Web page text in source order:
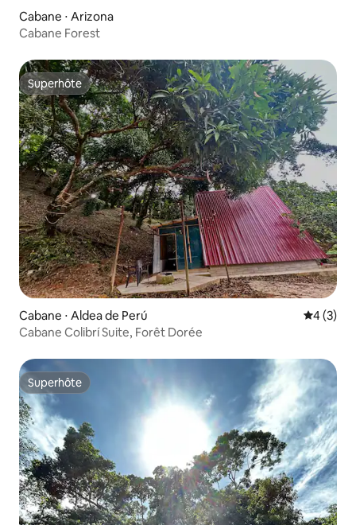
Cabane ⋅ Arizona
Cabane Forest
Superhôte
Superhôte
Cabane ⋅ Aldea de Perú
4 (3)
Cabane Colibrí Suite, Forêt Dorée
Superhôte
Superhôte